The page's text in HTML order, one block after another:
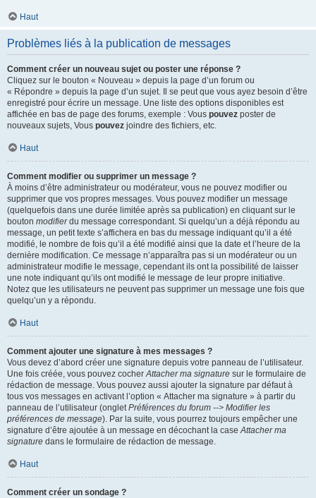
Haut
Problèmes liés à la publication de messages
Comment créer un nouveau sujet ou poster une réponse ?
Cliquez sur le bouton « Nouveau » depuis la page d’un forum ou
« Répondre » depuis la page d’un sujet. Il se peut que vous ayez besoin d’être
enregistré pour écrire un message. Une liste des options disponibles est
affichée en bas de page des forums, exemple : Vous pouvez poster de
nouveaux sujets, Vous pouvez joindre des fichiers, etc.
Haut
Comment modifier ou supprimer un message ?
À moins d’être administrateur ou modérateur, vous ne pouvez modifier ou
supprimer que vos propres messages. Vous pouvez modifier un message
(quelquefois dans une durée limitée après sa publication) en cliquant sur le
bouton modifierdu message correspondant. Si quelqu’un a déjà répondu au
message, un petit texte s’affichera en bas du message indiquant qu’il a été
modifié, le nombre de fois qu’il a été modifié ainsi que la date et l’heure de la
dernière modification. Ce message n’apparaîtra pas si un modérateur ou un
administrateur modifie le message, cependant ils ont la possibilité de laisser
une note indiquant qu’ils ont modifié le message de leur propre initiative.
Notez que les utilisateurs ne peuvent pas supprimer un message une fois que
quelqu’un y a répondu.
Haut
Comment ajouter une signature à mes messages ?
Vous devez d’abord créer une signature depuis votre panneau de l’utilisateur.
Une fois créée, vous pouvez cocherAttacher ma signature sur le formulaire de
rédaction de message. Vous pouvez aussi ajouter la signature par défaut à
tous vos messages en activant l’option « Attacher ma signature » à partir du
panneau de l’utilisateur (ongletPréférences du forum --> Modifier les
préférences de message). Par la suite, vous pourrez toujours empêcher une
signature d’être ajoutée à un message en décochant la caseAttacher ma
signature dans le formulaire de rédaction de message.
Haut
Comment créer un sondage ?